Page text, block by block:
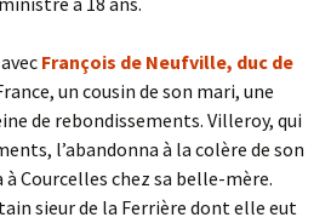
François de Neufville, duc de
un cousin de son mari, une
de rebondissements. Villeroy, qui
l’abandonna à la colère de son
Courcelles chez sa belle-mère.
sieur de la Ferrière dont elle eut